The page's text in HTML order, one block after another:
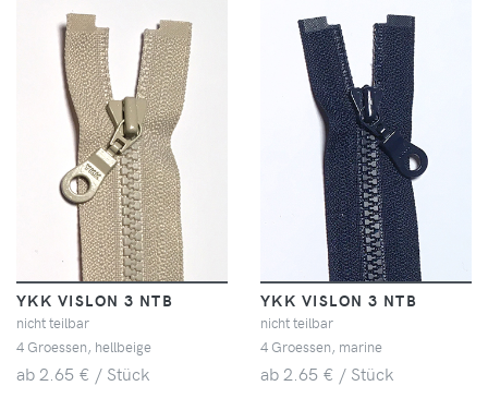
YKK VISLON 3 NTB
nicht teilbar
4 Groessen, hellbeige
ab 2.65 € / Stück
YKK VISLON 3 NTB
nicht teilbar
4 Groessen, marine
ab 2.65 € / Stück